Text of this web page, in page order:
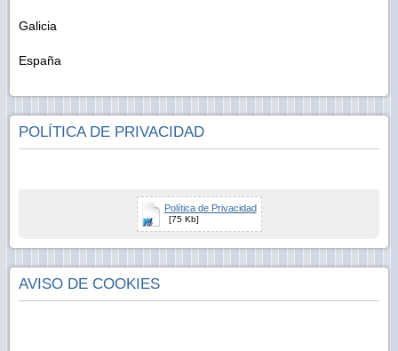
Galicia
España
POLÍTICA DE PRIVACIDAD
Política de Privacidad
[75 Kb]
AVISO DE COOKIES